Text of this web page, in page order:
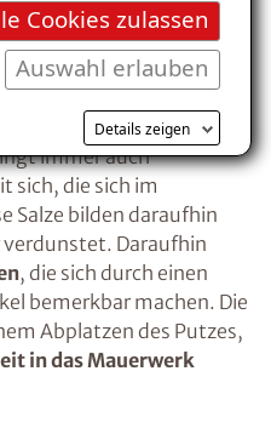
Cookies zulassen
Auswahl erlauben
Details zeigen
im
immer auch
sich, die sich im
Salze bilden daraufhin
verdunstet. Daraufhin
, die sich durch einen
bemerkbar machen. Die
Abplatzen des Putzes,
in das Mauerwerk